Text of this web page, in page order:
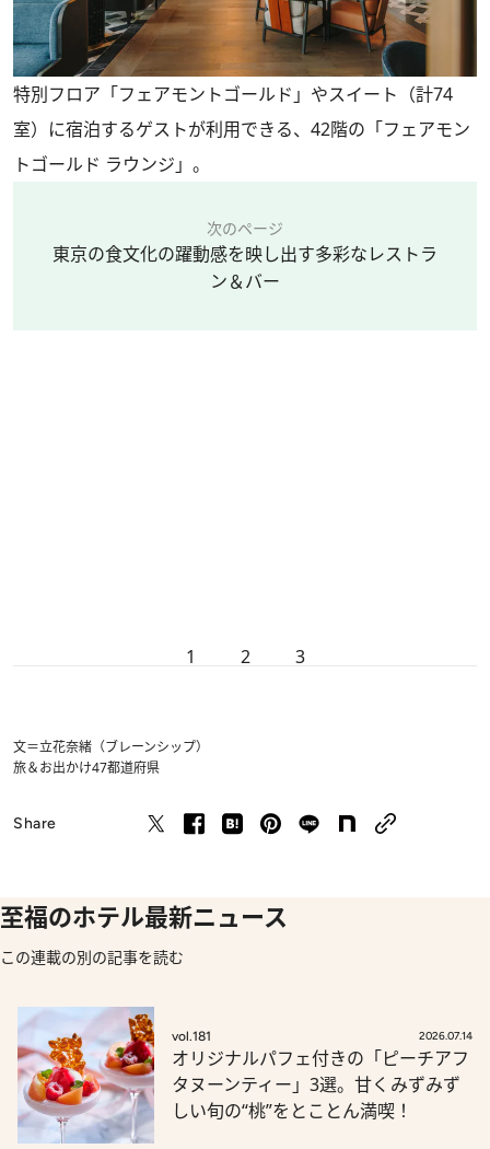
特別フロア「フェアモントゴールド」やスイート（計74
室）に宿泊するゲストが利用できる、42階の「フェアモン
トゴールド ラウンジ」。
次のページ
東京の食文化の躍動感を映し出す多彩なレストラ
ン＆バー
1 2 3
文＝立花奈緒（ブレーンシップ）
旅＆お出かけ47都道府県
Share
至福のホテル最新ニュース
この連載の別の記事を読む
vol.181 2026.07.14
オリジナルパフェ付きの「ピーチアフ
タヌーンティー」3選。甘くみずみず
しい旬の“桃”をとことん満喫！